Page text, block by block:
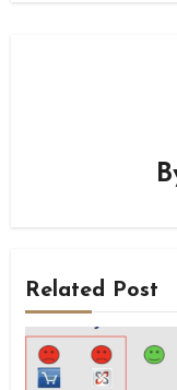
Related Post